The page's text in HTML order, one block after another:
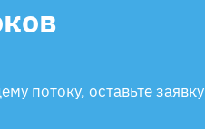
потоку, оставьте заявку